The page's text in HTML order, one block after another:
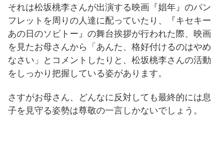
それは松坂桃李さんが出演する映画『娼年』のパン
フレットを周りの人達に配っていたり、『キセキー
あの日のソビトー』の舞台挨拶が行われた際、映画
を見たお母さんから「あんた、格好付けるのはやめ
なさい」とコメントしたりと、松坂桃李さんの活動
をしっかり把握している姿があります。
さすがお母さん、どんなに反対しても最終的には息
子を見守る姿勢は尊敬の一言しかないでしょう。